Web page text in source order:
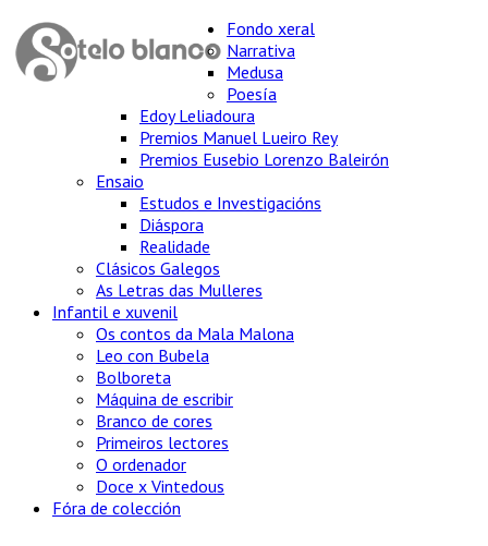
Fondo xeral
Narrativa
Medusa
Poesía
Edoy Leliadoura
Premios Manuel Lueiro Rey
Premios Eusebio Lorenzo Baleirón
Ensaio
Estudos e Investigacións
Diáspora
Realidade
Clásicos Galegos
As Letras das Mulleres
Infantil e xuvenil
Os contos da Mala Malona
Leo con Bubela
Bolboreta
Máquina de escribir
Branco de cores
Primeiros lectores
O ordenador
Doce x Vintedous
Fóra de colección